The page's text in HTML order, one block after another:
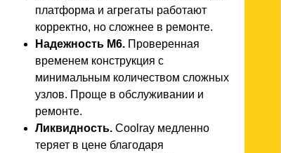
платформа и агрегаты работают
корректно, но сложнее в ремонте.
Надежность M6. Проверенная
временем конструкция с
минимальным количеством сложных
узлов. Проще в обслуживании и
ремонте.
Ликвидность. Coolray медленно
теряет в цене благодаря